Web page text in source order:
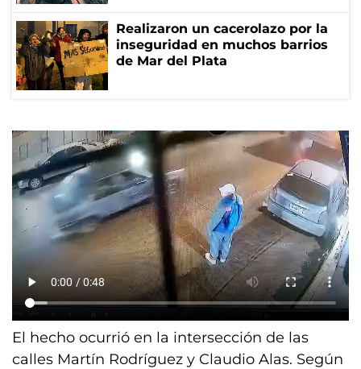
Realizaron un cacerolazo por la
inseguridad en muchos barrios
de Mar del Plata
El hecho ocurrió en la intersección de las
calles Martín Rodríguez y Claudio Alas. Según